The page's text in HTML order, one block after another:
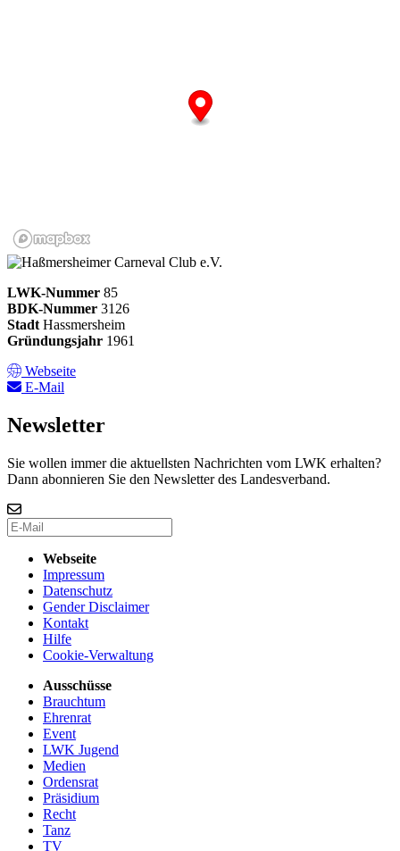
LWK-Nummer 85
BDK-Nummer 3126
Stadt Hassmersheim
Gründungsjahr 1961
Webseite
E-Mail
Newsletter
Sie wollen immer die aktuellsten Nachrichten vom LWK erhalten?
Dann abonnieren Sie den Newsletter des Landesverband.
Webseite
Impressum
Datenschutz
Gender Disclaimer
Kontakt
Hilfe
Cookie-Verwaltung
Ausschüsse
Brauchtum
Ehrenrat
Event
LWK Jugend
Medien
Ordensrat
Präsidium
Recht
Tanz
TV